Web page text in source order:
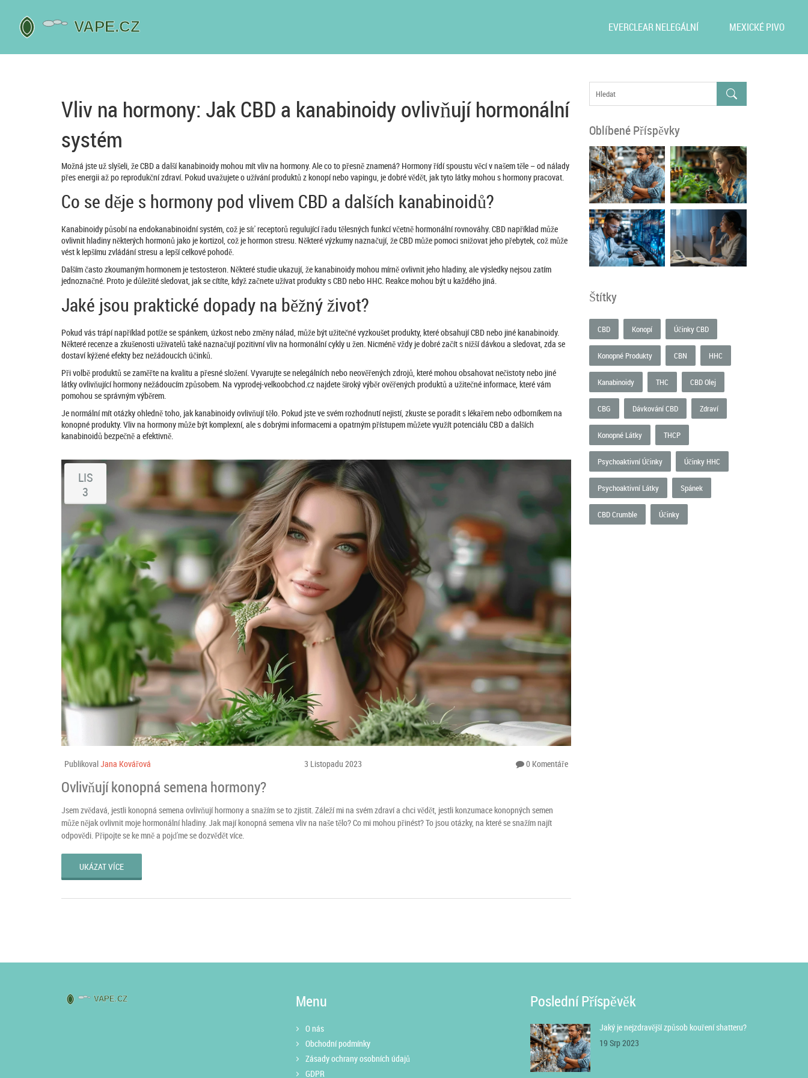
EVERCLEAR NELEGÁLNÍ MEXICKÉ PIVO
Vliv na hormony: Jak CBD a kanabinoidy ovlivňují hormonální
systém
Možná jste už slyšeli, že CBD a další kanabinoidy mohou mít vliv na hormony. Ale co to přesně znamená? Hormony řídí spoustu věcí v našem těle – od nálady
přes energii až po reprodukční zdraví. Pokud uvažujete o užívání produktů z konopí nebo vapingu, je dobré vědět, jak tyto látky mohou s hormony pracovat.
Co se děje s hormony pod vlivem CBD a dalších kanabinoidů?
Kanabinoidy působí na endokanabinoidní systém, což je síť receptorů regulující řadu tělesných funkcí včetně hormonální rovnováhy. CBD například může
ovlivnit hladiny některých hormonů jako je kortizol, což je hormon stresu. Některé výzkumy naznačují, že CBD může pomoci snižovat jeho přebytek, což může
vést k lepšímu zvládání stresu a lepší celkové pohodě.
Dalším často zkoumaným hormonem je testosteron. Některé studie ukazují, že kanabinoidy mohou mírně ovlivnit jeho hladiny, ale výsledky nejsou zatím
jednoznačné. Proto je důležité sledovat, jak se cítíte, když začnete užívat produkty s CBD nebo HHC. Reakce mohou být u každého jiná.
Jaké jsou praktické dopady na běžný život?
Pokud vás trápí například potíže se spánkem, úzkost nebo změny nálad, může být užitečné vyzkoušet produkty, které obsahují CBD nebo jiné kanabinoidy.
Některé recenze a zkušenosti uživatelů také naznačují pozitivní vliv na hormonální cykly u žen. Nicméně vždy je dobré začít s nižší dávkou a sledovat, zda se
dostaví kýžené efekty bez nežádoucích účinků.
Při volbě produktů se zaměřte na kvalitu a přesné složení. Vyvarujte se nelegálních nebo neověřených zdrojů, které mohou obsahovat nečistoty nebo jiné
látky ovlivňující hormony nežádoucím způsobem. Na vyprodej-velkoobchod.cz najdete široký výběr ověřených produktů a užitečné informace, které vám
pomohou se správným výběrem.
Je normální mít otázky ohledně toho, jak kanabinoidy ovlivňují tělo. Pokud jste ve svém rozhodnutí nejistí, zkuste se poradit s lékařem nebo odborníkem na
konopné produkty. Vliv na hormony může být komplexní, ale s dobrými informacemi a opatrným přístupem můžete využít potenciálu CBD a dalších
kanabinoidů bezpečně a efektivně.
LIS
3
PublikovalJana Kovářová 3 Listopadu 2023 0 Komentáře
Ovlivňují konopná semena hormony?
Jsem zvědavá, jestli konopná semena ovlivňují hormony a snažím se to zjistit. Záleží mi na svém zdraví a chci vědět, jestli konzumace konopných semen
může nějak ovlivnit moje hormonální hladiny. Jak mají konopná semena vliv na naše tělo? Co mi mohou přinést? To jsou otázky, na které se snažím najít
odpovědi. Připojte se ke mně a pojďme se dozvědět více.
UKÁZAT VÍCE
Oblíbené Příspěvky
Štítky
CBD Konopí Účinky CBD
Konopné Produkty CBN HHC
Kanabinoidy THC CBD Olej
CBG Dávkování CBD Zdraví
Konopné Látky THCP
Psychoaktivní Účinky Účinky HHC
Psychoaktivní Látky Spánek
CBD Crumble Účinky
Menu
O nás
Obchodní podmínky
Zásady ochrany osobních údajů
GDPR
Poslední Příspěvěk
Jaký je nejzdravější způsob kouření shatteru?
19 Srp 2023